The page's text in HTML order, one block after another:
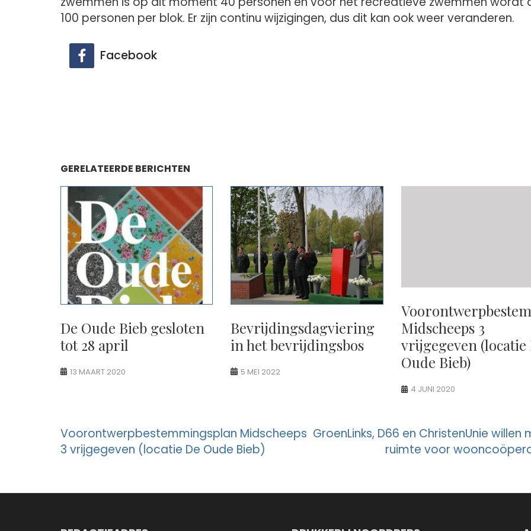
100 personen per blok. Er zijn continu wijzigingen, dus dit kan ook weer veranderen.
Facebook
GERELATEERDE BERICHTEN
De Oude Bieb gesloten
tot 28 april
13 MAART 2020
Bevrijdingsdagviering
in het bevrijdingsbos
5 MEI 2022
Midscheeps 3
vrijgegeven (locatie
Oude Bieb)
4 JUNI 2020
Berichtnavigatie
Voorontwerpbestemmingsplan Midscheeps
3 vrijgegeven (locatie De Oude Bieb)
GroenLinks, D66 en ChristenUnie willen
ruimte voor